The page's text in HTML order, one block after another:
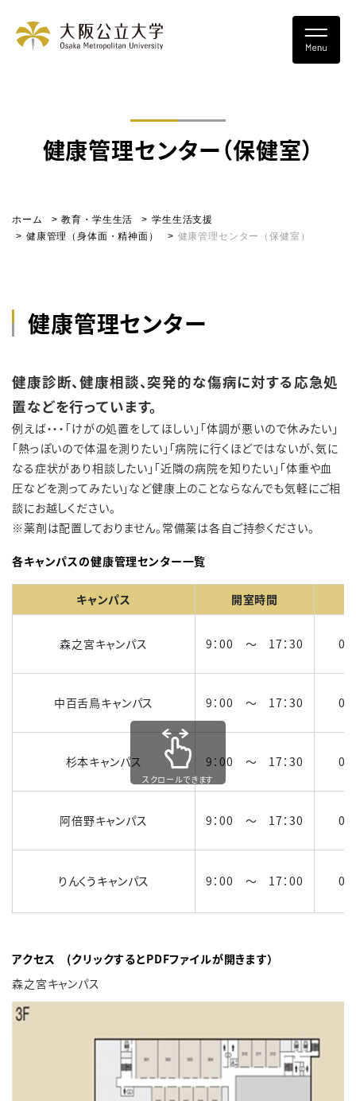
健康管理センター（保健室）
ホーム 教育・学生生活
学生生活支援
健康管理（身体面・精神面）
健康管理センター（保健室）
健康管理センター
健康診断、健康相談、突発的な傷病に対する応急処
置などを行っています。
例えば・・・「けがの処置をしてほしい」「体調が悪いので休みたい」
「熱っぽいので体温を測りたい」「病院に行くほどではないが、気に
なる症状があり相談したい」「近隣の病院を知りたい」「体重や血
圧などを測ってみたい」など健康上のことならなんでも気軽にご相
談にお越しください。
※薬剤は配置しておりません。常備薬は各自ご持参ください。
各キャンパスの健康管理センター一覧
キャンパス 開室時間
森之宮キャンパス 9：00 ～ 17：30
中百舌鳥キャンパス 9：00 ～ 17：30
杉本キャンパス 9：00 ～ 17：30
阿倍野キャンパス 9：00 ～ 17：30
りんくうキャンパス 9：00 ～ 17：00
スクロールできます
アクセス (クリックするとPDFファイルが開きます）
森之宮キャンパス